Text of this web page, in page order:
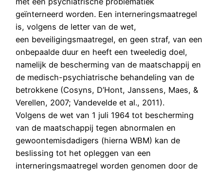
geïnterneerd worden. Een interneringsmaatregel
is, volgens de letter van de wet,
een beveiligingsmaatregel, en geen straf, van een
onbepaalde duur en heeft een tweeledig doel,
namelijk de bescherming van de maatschappij en
de medisch-psychiatrische behandeling van de
betrokkene (Cosyns, D’Hont, Janssens, Maes, &
Verellen, 2007; Vandevelde et al., 2011).
Volgens de wet van 1 juli 1964 tot bescherming
van de maatschappij tegen abnormalen en
gewoontemisdadigers (hierna WBM) kan de
beslissing tot het opleggen van een
interneringsmaatregel worden genomen door de